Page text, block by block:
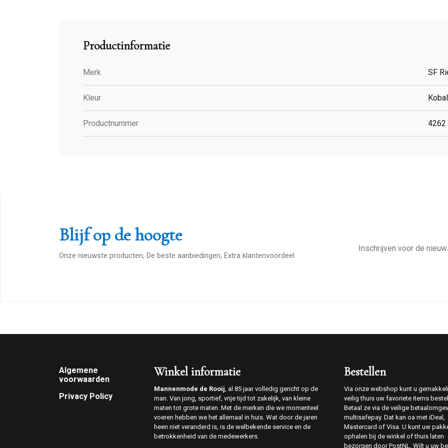
Productinformatie
Merk SF
Kleur
Productnummer 4262
Blijf op de hoogte
Onze nieuwste producten, De beste aanbiedingen, Extra klantenvoordeel
mailadres
Footer
Algemene
voorwaarden
Privacy Policy
Winkel informatie
Mannenmode de Rooij , al 85 jaar volledig gericht op de
man. Van jong, sportief, vrije tijd tot zakelijk, van kleine
maten tot grote maten. Met de merken die we momenteel
voeren hebben we het allemaal in huis. Wat door de jaren
heen niet veranderd is, is de welbekende service en de
betrokkenheid van de medewerkers.
Bestellen
Via onze webshop kunt u
veilig thuis uw favoriete items
Betaal ze via de veilige
multisafepay. Dat kan oa met iDeal,
Mastercard of Visa. U kunt uw
ophalen bij de winkel of thuis laten
bezorgen door PostNL. Wilt u uw